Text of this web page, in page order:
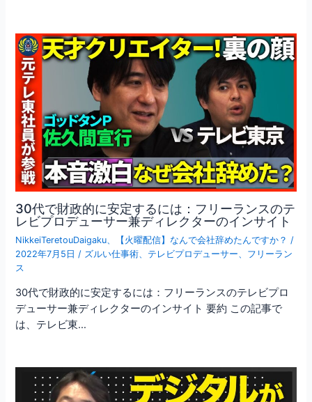
30代で財政的に安定するには：フリーランスのテ
レビプロデューサー兼ディレクターのインサイト
NikkeiTeretouDaigaku 【火曜配信】なんで会社辞めたんですか？ /
2022年7月5日 / ズルい仕事術 テレビプロデューサー
フリーラン
ス
30代で財政的に安定するには：フリーランスのテレビプロ
デューサー兼ディレクターのインサイト 要約 この記事で
は、テレビ東…